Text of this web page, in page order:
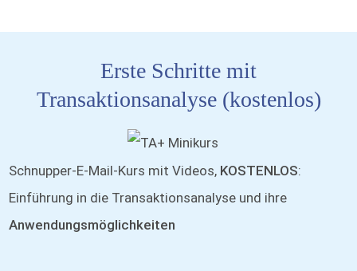
Erste Schritte mit
Transaktionsanalyse (kostenlos)
Schnupper-E-Mail-Kurs mit Videos, KOSTENLOS:
Einführung in die Transaktionsanalyse und ihre
Anwendungsmöglichkeiten